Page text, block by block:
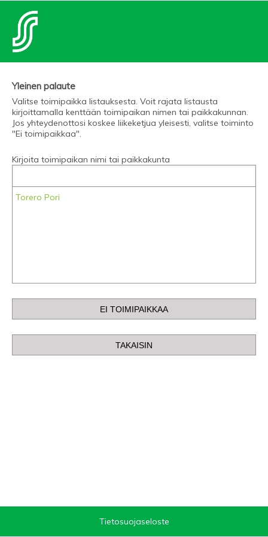
Yleinen palaute
Valitse toimipaikka listauksesta. Voit rajata listausta
kirjoittamalla kenttään toimipaikan nimen tai paikkakunnan.
Jos yhteydenottosi koskee liikeketjua yleisesti, valitse toiminto
"Ei toimipaikkaa".
Kirjoita toimipaikan nimi tai paikkakunta
Torero Pori
Tietosuojaseloste